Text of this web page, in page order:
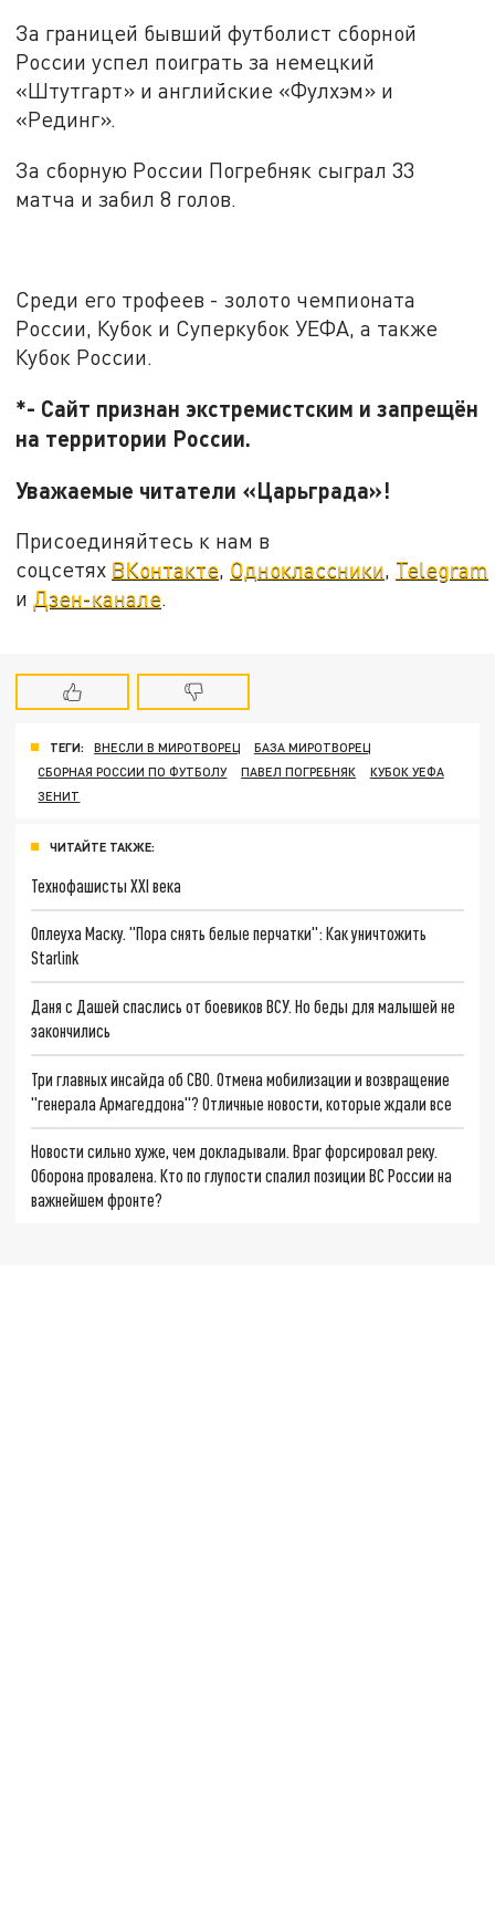
За границей бывший футболист сборной
России успел поиграть за немецкий
«Штутгарт» и английские «Фулхэм» и
«Рединг».
За сборную России Погребняк сыграл 33
матча и забил 8 голов.
Среди его трофеев - золото чемпионата
России, Кубок и Суперкубок УЕФА, а также
Кубок России.
*- Сайт признан экстремистским и запрещён
на территории России.
Уважаемые читатели «Царьграда»!
Присоединяйтесь к нам в
соцсетях ВКонтакте, Одноклассники, Telegram
и Дзен-канале.
ТЕГИ: ВНЕСЛИ В МИРОТВОРЕЦ
БАЗА МИРОТВОРЕЦ
СБОРНАЯ РОССИИ ПО ФУТБОЛУ
ПАВЕЛ ПОГРЕБНЯК
КУБОК УЕФА
ЗЕНИТ
ЧИТАЙТЕ ТАКЖЕ:
Технофашисты XXI века
Оплеуха Маску. "Пора снять белые перчатки": Как уничтожить
Starlink
Даня с Дашей спаслись от боевиков ВСУ. Но беды для малышей не
закончились
Три главных инсайда об СВО. Отмена мобилизации и возвращение
"генерала Армагеддона"? Отличные новости, которые ждали все
Новости сильно хуже, чем докладывали. Враг форсировал реку.
Оборона провалена. Кто по глупости спалил позиции ВС России на
важнейшем фронте?